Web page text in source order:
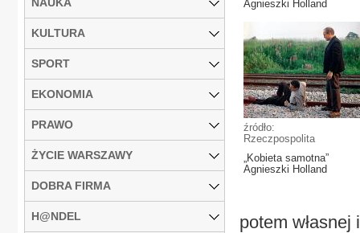
Agnieszki Holland
źródło:
Rzeczpospolita
„Kobieta samotna”
Agnieszki Holland
potem
KULTURA
SPORT
EKONOMIA
PRAWO
ŻYCIE WARSZAWY
DOBRA FIRMA
H@NDEL